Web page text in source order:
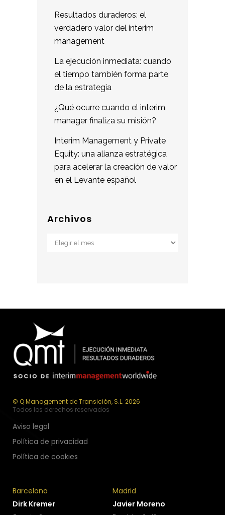
Resultados duraderos: el
verdadero valor del interim
management
La ejecución inmediata: cuando
el tiempo también forma parte
de la estrategia
¿Qué ocurre cuando el interim
manager finaliza su misión?
Interim Management y Private
Equity: una alianza estratégica
para acelerar la creación de valor
en el Levante español
Archivos
Archivos
© Q Management de Transición, S.L. 2026
Todos los derechos reservados
Aviso legal
Política de privacidad
Política de cookies
Barcelona
Dirk Kremer
Madrid
Javier Moreno